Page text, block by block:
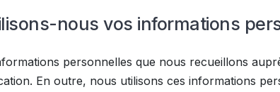
nous vos informations
personnelles que nous recueillons
En outre, nous utilisons ces informations